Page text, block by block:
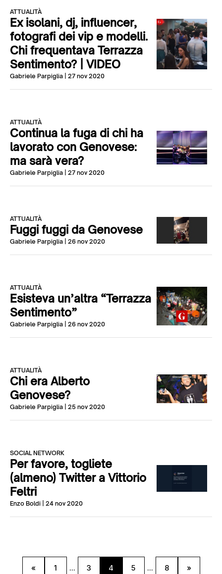
ATTUALITÀ
Ex isolani, dj, influencer,
fotografi dei vip e modelli.
Chi frequentava Terrazza
Sentimento? | VIDEO
Gabriele Parpiglia | 27 nov 2020
ATTUALITÀ
Continua la fuga di chi ha
lavorato con Genovese:
ma sarà vera?
Gabriele Parpiglia | 27 nov 2020
ATTUALITÀ
Fuggi fuggi da Genovese
Gabriele Parpiglia | 26 nov 2020
ATTUALITÀ
Esisteva un’altra “Terrazza
Sentimento”
Gabriele Parpiglia | 26 nov 2020
ATTUALITÀ
Chi era Alberto
Genovese?
Gabriele Parpiglia | 25 nov 2020
SOCIAL NETWORK
Per favore, togliete
(almeno) Twitter a Vittorio
Feltri
Enzo Boldi | 24 nov 2020
« 1 ... 3 4 5 ... 8 »